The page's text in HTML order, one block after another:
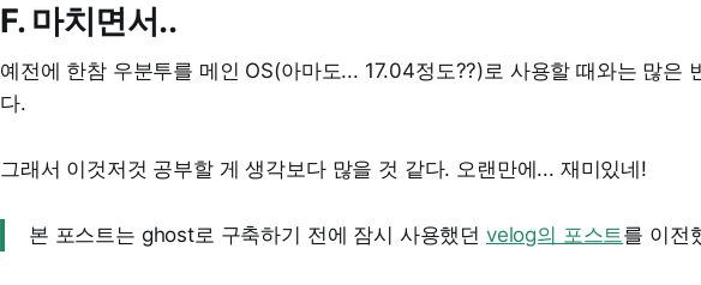
F. 마치면서..
예전에 한참 우분투를 메인 OS(아마도... 17.04정도??)로 사용할 때와는 많은
다.
그래서 이것저것 공부할 게 생각보다 많을 것 같다. 오랜만에... 재미있네!
본 포스트는 ghost로 구축하기 전에 잠시 사용했던 velog의 포스트를 이전